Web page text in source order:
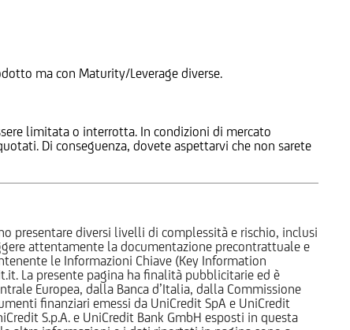
ma con Maturity/Leverage diverse.
limitata o interrotta. In condizioni di mercato
Di conseguenza, dovete aspettarvi che non sarete
presentare diversi livelli di complessità e rischio, inclusi
attentamente la documentazione precontrattuale e
le Informazioni Chiave (Key Information
La presente pagina ha finalità pubblicitarie ed è
Europea, dalla Banca d’Italia, dalla Commissione
finanziari emessi da UniCredit SpA e UniCredit
S.p.A. e UniCredit Bank GmbH esposti in questa